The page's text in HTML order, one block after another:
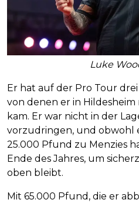
Luke
Er hat auf der Pro Tour
von denen er in
kam. Er war nicht in der
vorzudringen, und obwohl
25.000 Pfund zu Menzies
Ende des Jahres, um
oben bleibt.
Mit 65.000 Pfund, die er